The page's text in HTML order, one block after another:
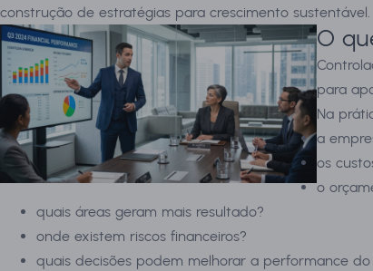
construção de estratégias para crescimento sustentável.
O
para
Na
a
os
o
quais áreas geram mais resultado?
onde existem riscos financeiros?
quais decisões podem melhorar a performance do